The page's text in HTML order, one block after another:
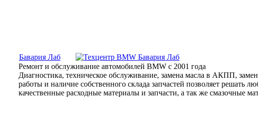
Бавария Лаб
Ремонт и обслуживание автомобилей BMW с 2001 года
Диагностика, техническое обслуживание, замена масла в АКПП,
работы и наличие собственного склада запчастей позволяет
качественные расходные материалы и запчасти, а так же смазочные